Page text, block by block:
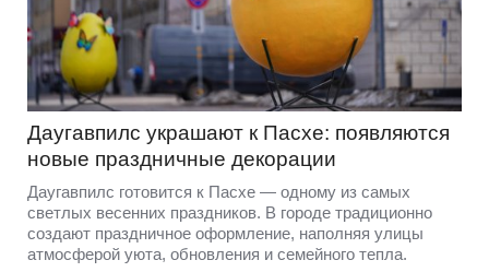
Даугавпилс украшают к Пасхе: появляются
новые праздничные декорации
Даугавпилс готовится к Пасхе — одному из самых
светлых весенних праздников. В городе традиционно
создают праздничное оформление, наполняя улицы
атмосферой уюта, обновления и семейного тепла.